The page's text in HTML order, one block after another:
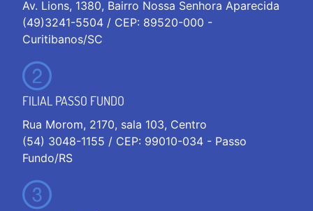
Av. Lions, 1380, Bairro Nossa Senhora Aparecida
(49)3241-5504 / CEP: 89520-000 -
Curitibanos/SC
FILIAL PASSO FUNDO
Rua Morom, 2170, sala 103, Centro
(54) 3048-1155 / CEP: 99010-034 - Passo
Fundo/RS